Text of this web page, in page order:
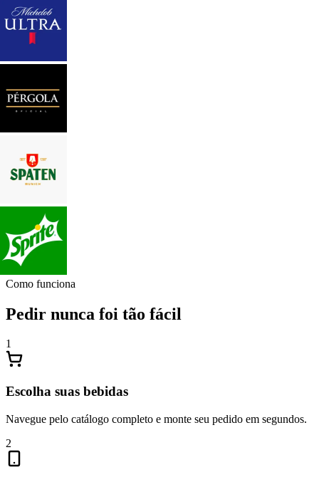
Como funciona
Pedir nunca foi tão fácil
1
Escolha suas bebidas
Navegue pelo catálogo completo e monte seu pedido em segundos.
2